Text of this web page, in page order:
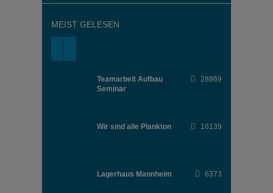
MEIST GELESEN
Teamarbeit Aufbau
Seminar
28869
Wir sind alle Plankton 16139
Lagerhaus Mannheim 6373